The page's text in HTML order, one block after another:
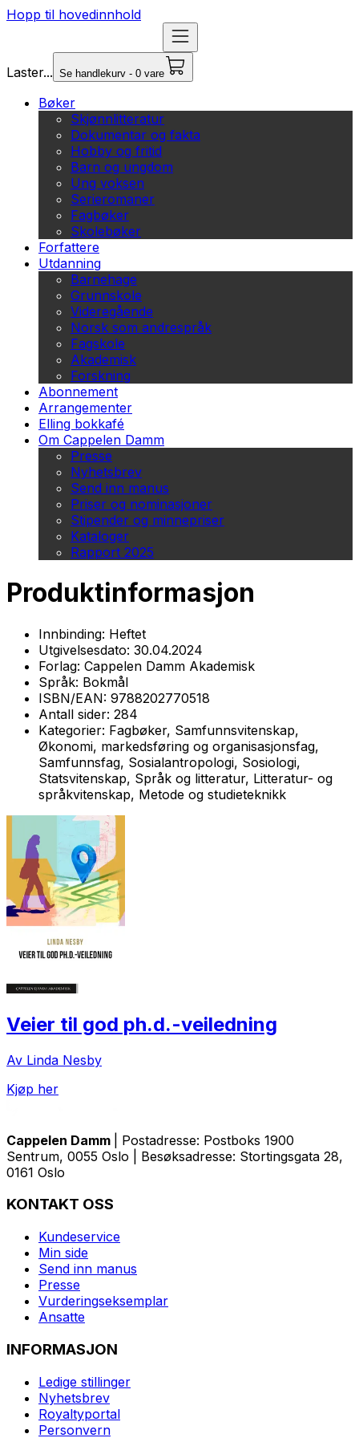
Hopp til hovedinnhold
Laster... Se handlekurv - 0 vare
Bøker
Skjønnlitteratur
Dokumentar og fakta
Hobby og fritid
Barn og ungdom
Ung voksen
Serieromaner
Fagbøker
Skolebøker
Forfattere
Utdanning
Barnehage
Grunnskole
Videregående
Norsk som andrespråk
Fagskole
Akademisk
Forskning
Abonnement
Arrangementer
Elling bokkafé
Om Cappelen Damm
Presse
Nyhetsbrev
Send inn manus
Priser og nominasjoner
Stipender og minnepriser
Kataloger
Rapport 2025
Produktinformasjon
Innbinding: Heftet
Utgivelsesdato: 30.04.2024
Forlag: Cappelen Damm Akademisk
Språk: Bokmål
ISBN/EAN: 9788202770518
Antall sider: 284
Kategorier: Fagbøker, Samfunnsvitenskap,
Økonomi, markedsføring og organisasjonsfag,
Samfunnsfag, Sosialantropologi, Sosiologi,
Statsvitenskap, Språk og litteratur, Litteratur- og
språkvitenskap, Metode og studieteknikk
Veier til god ph.d.-veiledning
Av Linda Nesby
Kjøp her
Cappelen Damm
| Postadresse: Postboks 1900
Sentrum, 0055 Oslo | Besøksadresse: Stortingsgata 28,
0161 Oslo
KONTAKT OSS
Kundeservice
Min side
Send inn manus
Presse
Vurderingseksemplar
Ansatte
INFORMASJON
Ledige stillinger
Nyhetsbrev
Royaltyportal
Personvern